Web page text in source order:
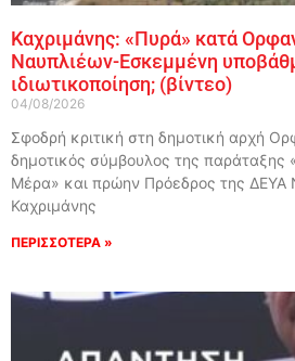
Καχριμάνης: «Πυρά» κατά
Ναυπλιέων-Εσκεμμένη
ιδιωτικοποίηση; (βίντεο)
04/08/2026
Σφοδρή κριτική στη δημοτική αρχή
δημοτικός σύμβουλος της παράταξης
Μέρα» και πρώην Πρόεδρος της ΔΕΥΑ
Καχριμάνης
ΠΕΡΙΣΣΟΤΕΡΑ »